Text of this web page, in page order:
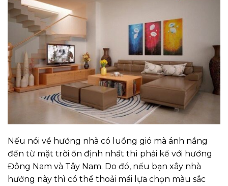
Nếu nói về hướng nhà có luồng gió mà ánh nắng
đến từ mặt trời ổn định nhất thì phải kể với hướng
Đông Nam và Tây Nam. Do đó, nếu bạn xây nhà
hướng này thì có thể thoải mái lựa chọn màu sắc